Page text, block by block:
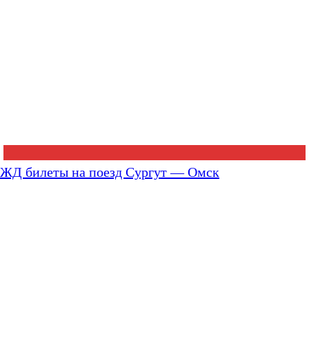
ЖД билеты на поезд Сургут — Омск